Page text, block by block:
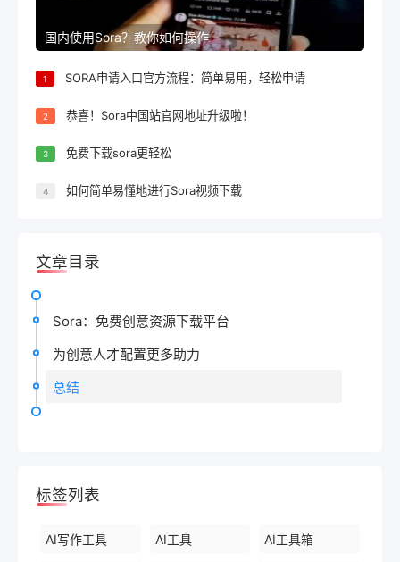
国内使用Sora？教你如何操作
1 SORA申请入口官方流程：简单易用，轻松申请
2 恭喜！Sora中国站官网地址升级啦！
3 免费下载sora更轻松
4 如何简单易懂地进行Sora视频下载
文章目录
Sora：免费创意资源下载平台
为创意人才配置更多助力
总结
标签列表
AI写作工具 AI工具 AI工具箱